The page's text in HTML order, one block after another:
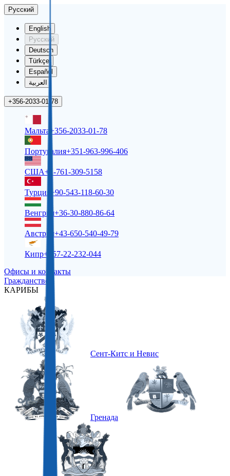
Русский
English
Русский
Deutsch
Türkçe
Español
العربية
+356-2033-01-78
Мальта +356-2033-01-78
Португалия+351-963-996-406
США+1-761-309-5158
Турция +90-543-118-60-30
Венгрия+36-30-880-86-64
Австрия+43-650-540-49-79
Кипр+357-22-232-044
Офисы и контакты
Гражданство
КАРИБЫ
Сент-Китс и Невис
Гренада